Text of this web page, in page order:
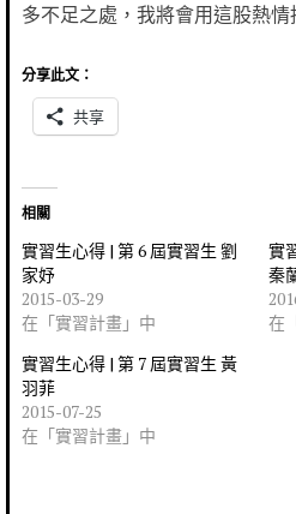
多不足之處，我將會用這股熱情
分享此文：
共享
相關
實習生心得 | 第 6 屆實習生 劉
家妤
2015-03-29
在「實習計畫」中
實
秦
在
實習生心得 | 第 7 屆實習生 黃
羽菲
2015-07-25
在「實習計畫」中